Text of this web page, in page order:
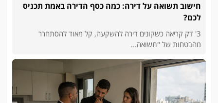
חישוב תשואה על דירה: כמה כסף הדירה באמת תכניס
לכם?
3' דק קריאה כשקונים דירה להשקעה, קל מאוד להסתחרר
מהבטחות של "תשואה...